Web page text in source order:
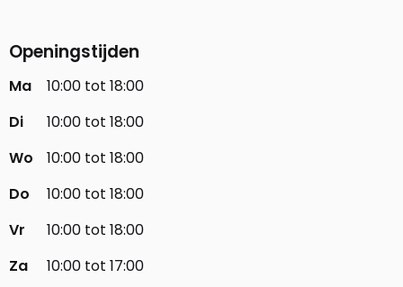
Openingstijden
Ma
10:00 tot 18:00
Di
10:00 tot 18:00
Wo
10:00 tot 18:00
Do
10:00 tot 18:00
Vr
10:00 tot 18:00
Za
10:00 tot 17:00